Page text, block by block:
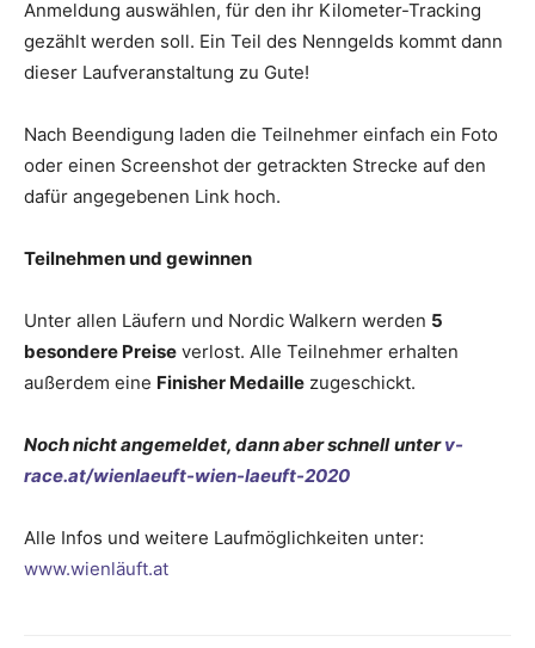
Anmeldung auswählen, für den ihr Kilometer-Tracking
gezählt werden soll. Ein Teil des Nenngelds kommt dann
dieser Laufveranstaltung zu Gute!
Nach Beendigung laden die Teilnehmer einfach ein Foto
oder einen Screenshot der getrackten Strecke auf den
dafür angegebenen Link hoch.
Teilnehmen und gewinnen
Unter allen Läufern und Nordic Walkern werden 5
besondere Preise verlost. Alle Teilnehmer erhalten
außerdem eine Finisher Medaille zugeschickt.
Noch nicht angemeldet, dann aber schnell unterv-
race.at/wienlaeuft-wien-laeuft-2020
Alle Infos und weitere Laufmöglichkeiten unter:
www.wienläuft.at